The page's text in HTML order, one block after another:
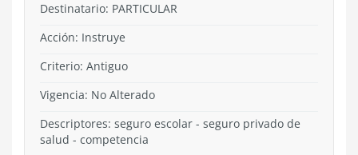
Destinatario: PARTICULAR
Acción: Instruye
Criterio: Antiguo
Vigencia: No Alterado
Descriptores: seguro escolar - seguro privado de
salud - competencia